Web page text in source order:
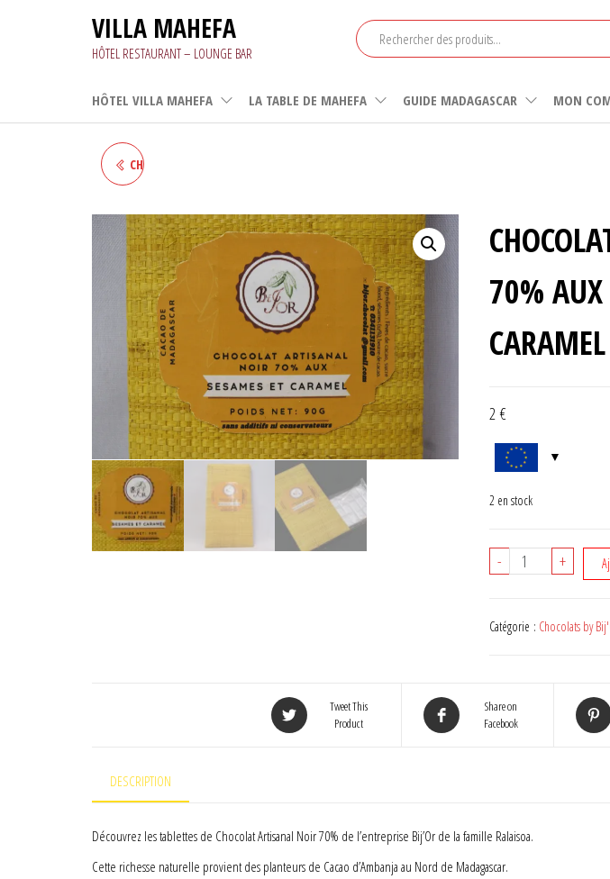
VILLA MAHEFA
HÔTEL RESTAURANT – LOUNGE BAR
HÔTEL VILLA MAHEFA LA TABLE DE MAHEFA GUIDE MADAGASCAR MON
CHOCOLAT ARTISANAL NOIR
70% AUX
CARAMEL
2€
2 en stock
-
quantité
de
ARTISANAL
SÉSAMES
ET
+
Catégorie : Chocolats by
Tweet This
Product
Share on
Facebook
DESCRIPTION
Découvrez les tablettes de Chocolat Artisanal Noir 70% de l’entreprise Bij’Or de la famille Ralaisoa.
Cette richesse naturelle provient des planteurs de Cacao d’Ambanja au Nord de Madagascar.